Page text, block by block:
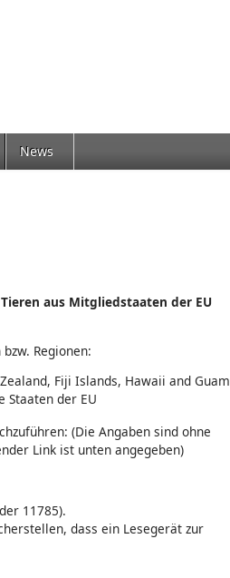
News
aus Mitgliedstaaten der EU
Regionen:
Fiji Islands, Hawaii and Guam
Staaten der EU
(Die Angaben sind ohne
Link ist unten angegeben)
11785).
dass ein Lesegerät zur